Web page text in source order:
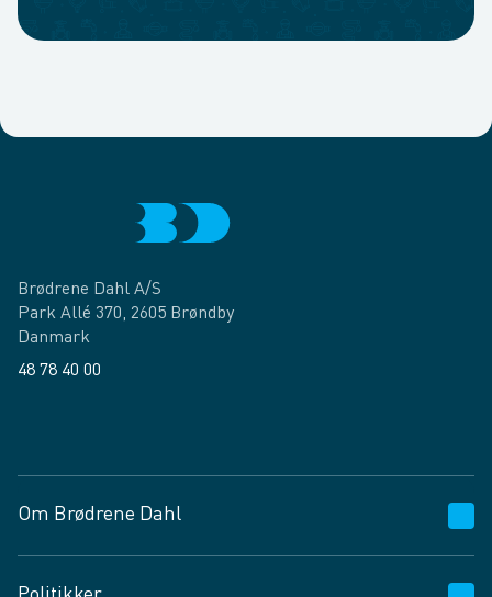
Brødrene Dahl A/S
Park Allé 370, 2605 Brøndby
Danmark
48 78 40 00
Om Brødrene Dahl